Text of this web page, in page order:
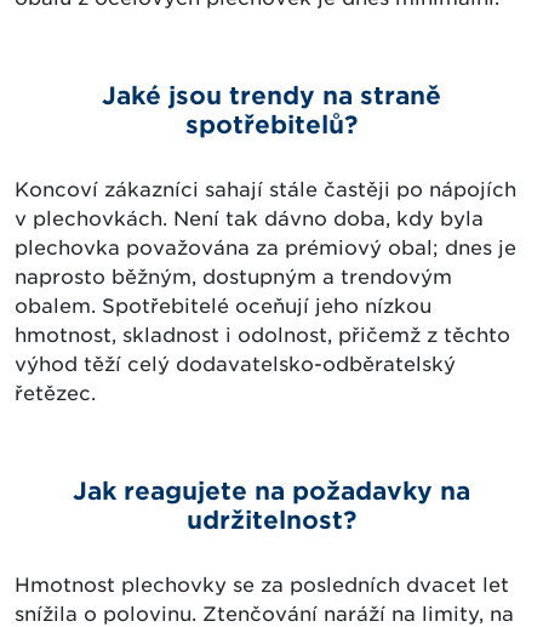
Jaké jsou trendy na straně
spotřebitelů?
Koncoví zákazníci sahají stále častěji po nápojích
v plechovkách. Není tak dávno doba, kdy byla
plechovka považována za prémiový obal; dnes je
naprosto běžným, dostupným a trendovým
obalem. Spotřebitelé oceňují jeho nízkou
hmotnost, skladnost i odolnost, přičemž z těchto
výhod těží celý dodavatelsko-odběratelský
řetězec.
Jak reagujete na požadavky na
udržitelnost?
Hmotnost plechovky se za posledních dvacet let
snížila o polovinu. Ztenčování naráží na limity, na